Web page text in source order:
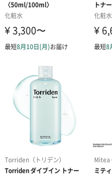
並行輸入品か
内容量／内容
物